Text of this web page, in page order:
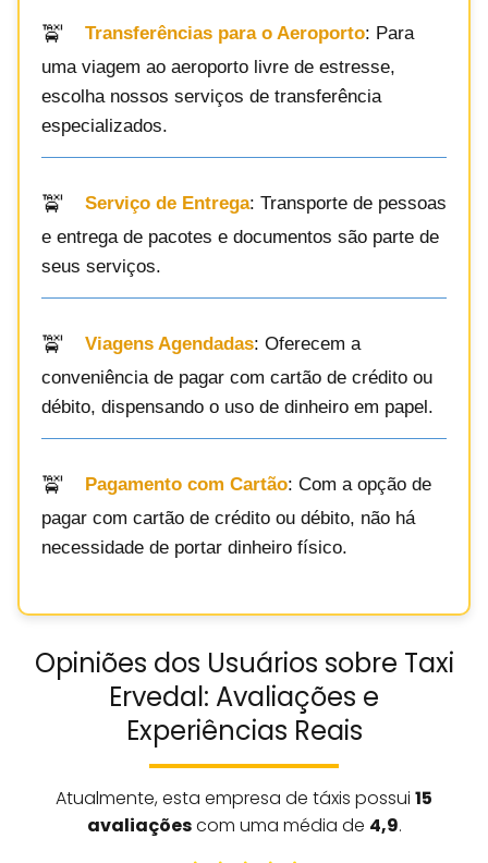
Transferências para o Aeroporto: Para
uma viagem ao aeroporto livre de estresse,
escolha nossos serviços de transferência
especializados.
Serviço de Entrega: Transporte de pessoas
e entrega de pacotes e documentos são parte de
seus serviços.
Viagens Agendadas: Oferecem a
conveniência de pagar com cartão de crédito ou
débito, dispensando o uso de dinheiro em papel.
Pagamento com Cartão: Com a opção de
pagar com cartão de crédito ou débito, não há
necessidade de portar dinheiro físico.
Opiniões dos Usuários sobre Taxi
Ervedal: Avaliações e
Experiências Reais
Atualmente, esta empresa de táxis possui 15
avaliaçõescom uma média de 4,9.